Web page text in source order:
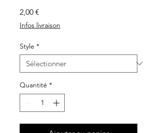
2,00 €
Infos livraison
Style *
Quantité *